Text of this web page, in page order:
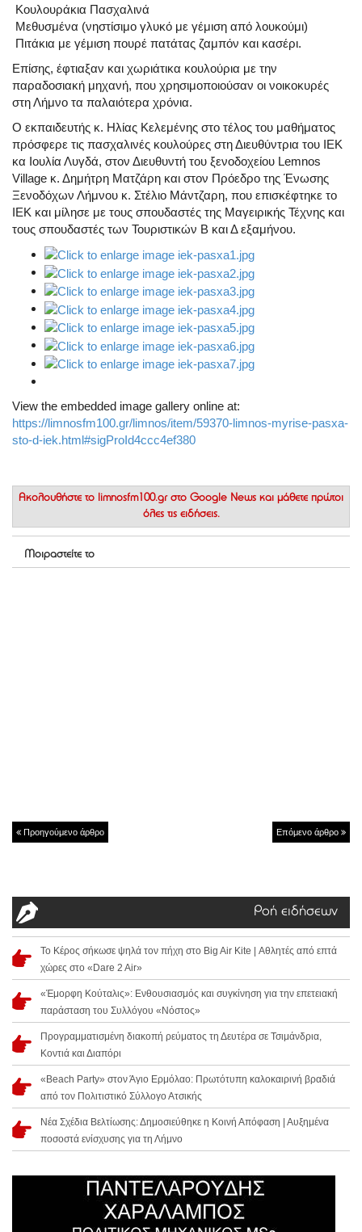
Κουλουράκια Πασχαλινά
Μεθυσμένα (νηστίσιμο γλυκό με γέμιση από λουκούμι)
Πιτάκια με γέμιση πουρέ πατάτας ζαμπόν και κασέρι.
Επίσης, έφτιαξαν και χωριάτικα κουλούρια με την
παραδοσιακή μηχανή, που χρησιμοποιούσαν οι νοικοκυρές
στη Λήμνο τα παλαιότερα χρόνια.
Ο εκπαιδευτής κ. Ηλίας Κελεμένης στο τέλος του μαθήματος
πρόσφερε τις πασχαλινές κουλούρες στη Διευθύντρια του ΙΕΚ
κα Ιουλία Λυγδά, στον Διευθυντή του ξενοδοχείου Lemnos
Village κ. Δημήτρη Ματζάρη και στον Πρόεδρο της Ένωσης
Ξενοδόχων Λήμνου κ. Στέλιο Μάντζαρη, που επισκέφτηκε το
ΙΕΚ και μίλησε με τους σπουδαστές της Μαγειρικής Τέχνης και
τους σπουδαστές των Τουριστικών Β και Δ εξαμήνου.
View the embedded image gallery online at:
https://limnosfm100.gr/limnos/item/59370-limnos-myrise-pasxa-
sto-d-iek.html#sigProId4ccc4ef380
Ακολουθήστε το limnosfm100.gr στο Google News και μάθετε πρώτοι
όλες τις ειδήσεις.
Μοιραστείτε το
Προηγούμενο άρθρο Επόμενο άρθρο
Ροή ειδήσεων
Το Κέρος σήκωσε ψηλά τον πήχη στο Big Air Kite | Αθλητές από επτά
χώρες στο «Dare 2 Air»
«Έμορφη Κούταλις»: Ενθουσιασμός και συγκίνηση για την επετειακή
παράσταση του Συλλόγου «Νόστος»
Προγραμματισμένη διακοπή ρεύματος τη Δευτέρα σε Τσιμάνδρια,
Κοντιά και Διαπόρι
«Beach Party» στον Άγιο Ερμόλαο: Πρωτότυπη καλοκαιρινή βραδιά
από τον Πολιτιστικό Σύλλογο Ατσικής
Νέα Σχέδια Βελτίωσης: Δημοσιεύθηκε η Κοινή Απόφαση | Αυξημένα
ποσοστά ενίσχυσης για τη Λήμνο